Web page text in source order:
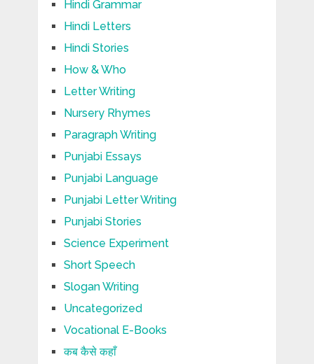
Hindi Grammar
Hindi Letters
Hindi Stories
How & Who
Letter Writing
Nursery Rhymes
Paragraph Writing
Punjabi Essays
Punjabi Language
Punjabi Letter Writing
Punjabi Stories
Science Experiment
Short Speech
Slogan Writing
Uncategorized
Vocational E-Books
कब कैसे कहाँ